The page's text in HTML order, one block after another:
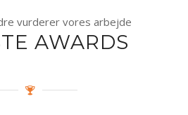
vurderer vores arbejde
AWARDS